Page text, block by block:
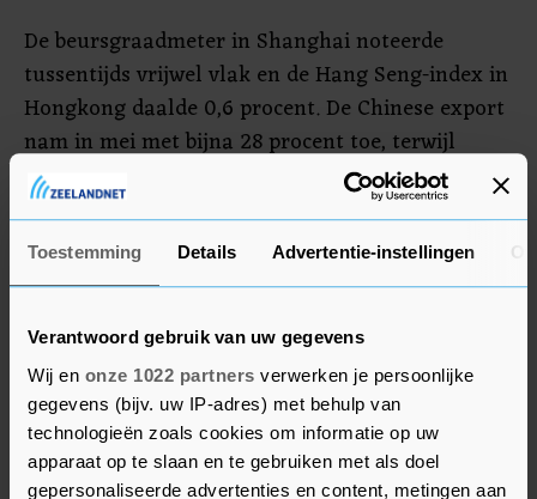
Toestemming Details Advertentie-instellingen
Verantwoord gebruik van uw gegevens
Wij en onze 1022 partners verwerken je persoonlijke
gegevens (bijv. uw IP-adres) met behulp van
technologieën zoals cookies om informatie op uw
apparaat op te slaan en te gebruiken met als doel
gepersonaliseerde advertenties en content, metingen aan
De beursgraadmeter in Shanghai noteerde
tussentijds vrijwel vlak en de Hang Seng-index in
Hongkong daalde 0,6 procent. De Chinese export
nam in mei met bijna 28 procent toe, terwijl
economen hadden gerekend op een groei van
zo'n 32 procent. De invoer van het land steeg met
51,1 procent door de sterke stijging van de
grondstofprijzen. Dat was de sterkste toename in
nieuw recordniveau door de hoop op meer
versoepelingen in het land nu het aantal
coronabesmettingen afneemt.